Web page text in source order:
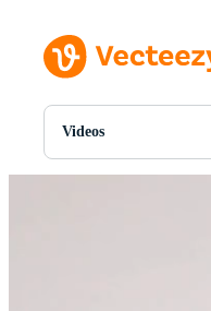
Videos
Alle Afbeeldingen